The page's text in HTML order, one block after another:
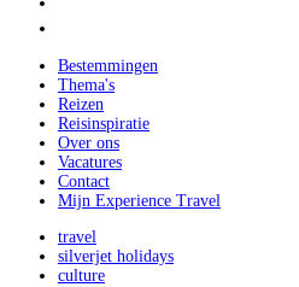
Bestemmingen
Thema's
Reizen
Reisinspiratie
Over ons
Vacatures
Contact
Mijn Experience Travel
travel
silverjet holidays
culture